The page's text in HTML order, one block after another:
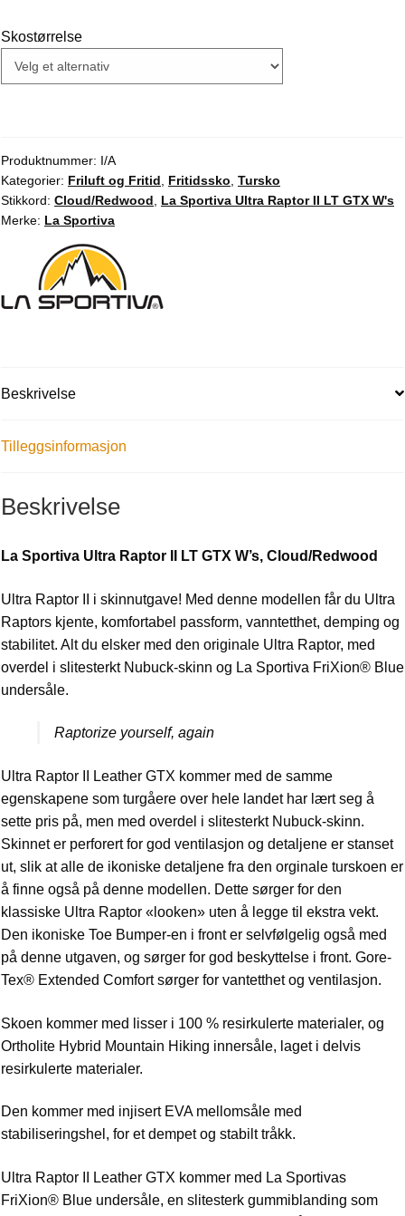
Skostørrelse
Produktnummer: I/A
Kategorier: Friluft og Fritid Fritidssko Tursko
Stikkord: Cloud/Redwood
La Sportiva Ultra Raptor II LT GTX W's
Merke: La Sportiva
Beskrivelse
Tilleggsinformasjon
Beskrivelse
La Sportiva Ultra Raptor II LT GTX W’s, Cloud/Redwood
Ultra Raptor II i skinnutgave! Med denne modellen får du Ultra
Raptors kjente, komfortabel passform, vanntetthet, demping og
stabilitet. Alt du elsker med den originale Ultra Raptor, med
overdel i slitesterkt Nubuck-skinn og La Sportiva FriXion® Blue
undersåle.
Raptorize yourself, again
Ultra Raptor II Leather GTX kommer med de samme
egenskapene som turgåere over hele landet har lært seg å
sette pris på, men med overdel i slitesterkt Nubuck-skinn.
Skinnet er perforert for god ventilasjon og detaljene er stanset
ut, slik at alle de ikoniske detaljene fra den orginale turskoen er
å finne også på denne modellen. Dette sørger for den
klassiske Ultra Raptor «looken» uten å legge til ekstra vekt.
Den ikoniske Toe Bumper-en i front er selvfølgelig også med
på denne utgaven, og sørger for god beskyttelse i front. Gore-
Tex® Extended Comfort sørger for vantetthet og ventilasjon.
Skoen kommer med lisser i 100 % resirkulerte materialer, og
Ortholite Hybrid Mountain Hiking innersåle, laget i delvis
resirkulerte materialer.
Den kommer med injisert EVA mellomsåle med
stabiliseringshel, for et dempet og stabilt tråkk.
Ultra Raptor II Leather GTX kommer med La Sportivas
FriXion® Blue undersåle, en slitesterk gummiblanding som